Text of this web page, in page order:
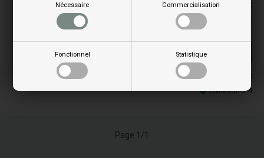
Nécessaire Commercialisation
Fonctionnel Statistique
Les prix comprennent la TVA = TTC
79,00 EUR
En stock
Livraison 3-4
Page 1/1